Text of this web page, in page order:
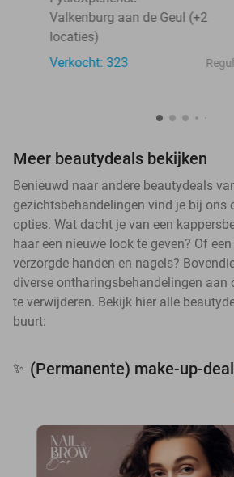
Valkenburg aan de Geul (+2
locaties)
Verkocht: 323
Meer beautydeals bekijken
Benieuwd naar andere beautydeals
gezichtsbehandelingen vind je bij ons
opties. Wat dacht je van een
haar een nieuwe look te geven? Of
verzorgde handen en nagels?
diverse ontharingsbehandelingen aan
te verwijderen. Bekijk hier alle
buurt:
✨ (Permanente) make-up-